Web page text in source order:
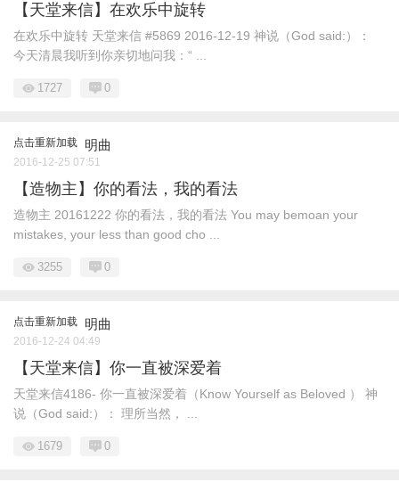
【天堂来信】在欢乐中旋转
在欢乐中旋转 天堂来信 #5869 2016-12-19 神说（God said:）：
今天清晨我听到你亲切地问我：“ ...
1727 0
点击重新加载 明曲
2016-12-25 07:51
【造物主】你的看法，我的看法
造物主 20161222 你的看法，我的看法 You may bemoan your
mistakes, your less than good cho ...
3255 0
点击重新加载 明曲
2016-12-24 04:49
【天堂来信】你一直被深爱着
天堂来信4186- 你一直被深爱着（Know Yourself as Beloved ） 神
说（God said:）： 理所当然， ...
1679 0